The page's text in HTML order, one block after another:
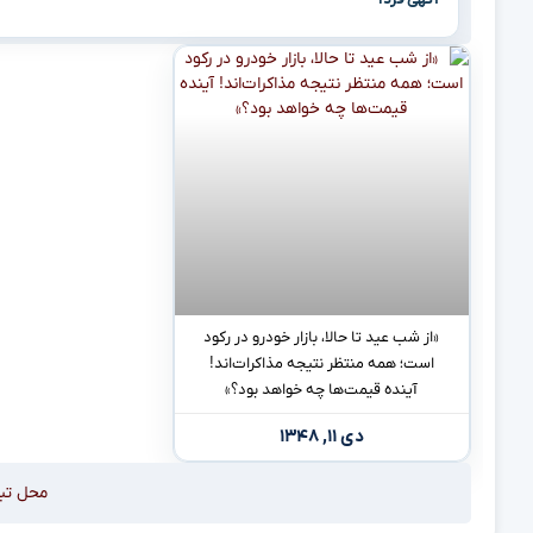
«از شب عید تا حالا، بازار خودرو در رکود
است؛ همه منتظر نتیجه مذاکرات‌اند!
آینده قیمت‌ها چه خواهد بود؟»
دی ۱۱, ۱۳۴۸
محل